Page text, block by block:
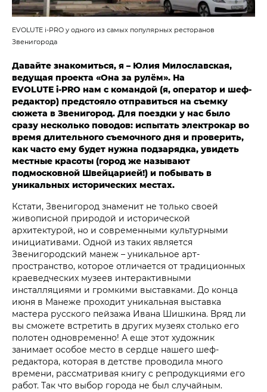
EVOLUTE i‑PRO у одного из самых популярных ресторанов
Звенигорода
Давайте знакомиться, я – Юлия Милославская,
ведущая проекта «Она за рулём». На
EVOLUTE i‑PRO нам с командой (я, оператор и шеф-
редактор) предстояло отправиться на съемку
сюжета в Звенигород. Для поездки у нас было
сразу несколько поводов: испытать электрокар во
время длительного съемочного дня и проверить,
как часто ему будет нужна подзарядка, увидеть
местные красоты (город же называют
подмосковной Швейцарией!) и побывать в
уникальных исторических местах.
Кстати, Звенигород знаменит не только своей
живописной природой и исторической
архитектурой, но и современными культурными
инициативами. Одной из таких является
Звенигородский манеж – уникальное арт-
пространство, которое отличается от традиционных
краеведческих музеев интерактивными
инсталляциями и громкими выставками. До конца
июня в Манеже проходит уникальная выставка
мастера русского пейзажа Ивана Шишкина. Вряд ли
вы сможете встретить в других музеях столько его
полотен одновременно! А еще этот художник
занимает особое место в сердце нашего шеф-
редактора, которая в детстве проводила много
времени, рассматривая книгу с репродукциями его
работ. Так что выбор города не был случайным.